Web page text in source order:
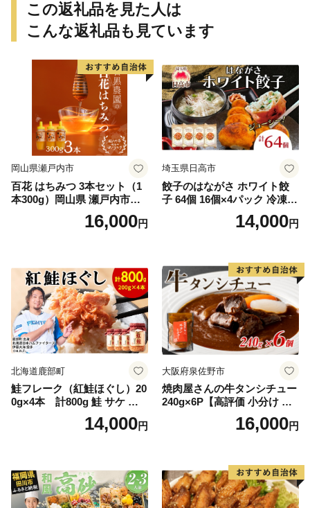
この返礼品を見た人は
こんな返礼品も見ています
岡山県瀬戸内市
百花 はちみつ 3本セット（1
本300g）岡山県 瀬戸内市産
石黒農園 ヨーグルト パン 砂
糖の代わり 香り高い いい香
16,000円
埼玉県日高市
餃子のはながさ ホワイト餃
子 64個 16個×4パック 冷凍
中華 点心 B級グルメ ご当地
野菜 おつまみ おかず 簡単調
ー ギフト お取り寄せ 日高市
14,000円
北海道鹿部町
鮭フレーク（紅鮭ほぐし）20
0g×4本 計800g 鮭 サケ 鮭
ほぐし サケフレーク シャケ
フレーク 鮭フレーク14,000円
大阪府泉佐野市
焼肉屋さんの牛タンシチュー
240g×6P【高評価 小分け 惣
菜 牛たん 一人暮らし 冷凍】
16,000円